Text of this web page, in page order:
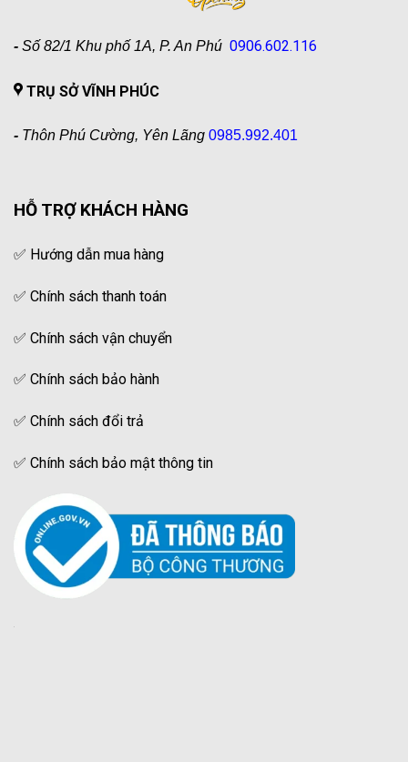
- Số 82/1 Khu phố 1A, P. An Phú 0906.602.116
TRỤ SỞ VĨNH PHÚC
- Thôn Phú Cường, Yên Lãng 0985.992.401
HỖ TRỢ KHÁCH HÀNG
✅ Hướng dẫn mua hàng
✅ Chính sách thanh toán
✅ Chính sách vận chuyển
✅ Chính sách bảo hành
✅ Chính sách đổi trả
✅ Chính sách bảo mật thông tin